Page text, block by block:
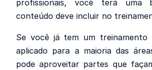
profissionais, você terá uma
conteúdo deve incluir no
Se você já tem um treinamento
aplicado para a maioria das
pode aproveitar partes que